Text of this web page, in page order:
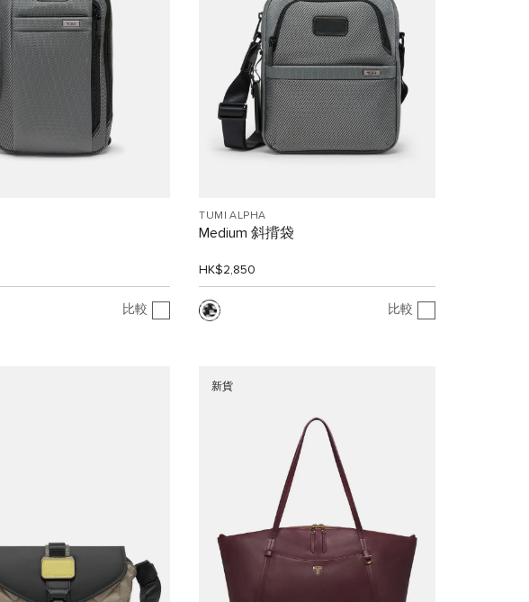
比較
TUMI ALPHA
Medium 斜揹袋
HK$2,850
比較
新貨